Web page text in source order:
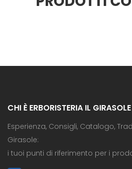
CHI È ERBORISTERIA IL GIRASOLE
Esperienza, Consigli, Catalogo,
Girasole:
i tuoi punti di riferimento per i